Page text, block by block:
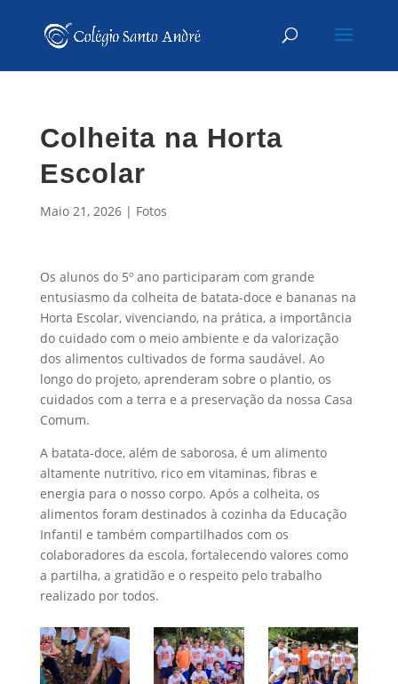
Colheita na Horta
Escolar
Maio 21, 2026| Fotos
Os alunos do 5º ano participaram com grande
entusiasmo da colheita de batata-doce e bananas na
Horta Escolar, vivenciando, na prática, a importância
do cuidado com o meio ambiente e da valorização
dos alimentos cultivados de forma saudável. Ao
longo do projeto, aprenderam sobre o plantio, os
cuidados com a terra e a preservação da nossa Casa
Comum.
A batata-doce, além de saborosa, é um alimento
altamente nutritivo, rico em vitaminas, fibras e
energia para o nosso corpo. Após a colheita, os
alimentos foram destinados à cozinha da Educação
Infantil e também compartilhados com os
colaboradores da escola, fortalecendo valores como
a partilha, a gratidão e o respeito pelo trabalho
realizado por todos.